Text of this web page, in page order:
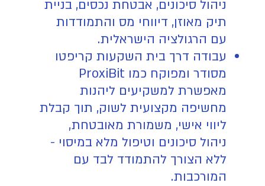
ניהול סיכונים, אבטחת נכסים, בניית
תיק מאוזן, דיווחי מס והתמודדות
עם הרגולציה הישראלית.
עבודה דרך בית השקעות קריפטו
מסודר ומפוקח כמו ProxiBit
מאפשרת למשקיעים ליהנות
מחשיפה מקצועית לשוק, תוך קבלת
ליווי אישי, משמורת מאובטחת,
ניהול סיכונים וטיפול מלא במיסוי -
ללא הצורך להתמודד לבד עם
המורכבות.